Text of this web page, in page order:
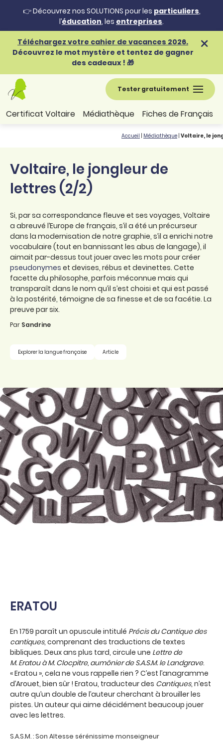
👉 Découvrez nos SOLUTIONS pour les particuliers,
l’éducation, les entreprises.
Téléchargez votre cahier de vacances 2026.
Découvrez le mot mystère et tentez de gagner
des cadeaux ! 🎁
Tester gratuitement
Certificat Voltaire Médiathèque Fiches de Français
Accueil Médiathèque Voltaire, le
Voltaire, le jongleur de
lettres (2/2)
Si, par sa correspondance fleuve et ses voyages, Voltaire
a abreuvé l’Europe de français, s’il a été un précurseur
dans la modernisation de notre graphie, s’il a enrichi notre
vocabulaire (tout en bannissant les abus de langage), il
aimait par-dessus tout jouer avec les mots pour créer
pseudonymes et devises, rébus et devinettes. Cette
facette du philosophe, parfois méconnue mais qui
transparaît dans le nom qu’il s’est choisi et qui est passé
à la postérité, témoigne de sa finesse et de sa facétie. La
preuve par six.
Par Sandrine
Explorer la langue française Article
ERATOU
En 1759 paraît un opuscule intitulé Précis du Cantique des
cantiques, comprenant des traductions de textes
bibliques. Deux ans plus tard, circule une Lettre de
M. Eratou à M. Clocpitre, aumônier de S.A.S.M. le Landgrave.
« Eratou », cela ne vous rappelle rien ? C’est l’anagramme
d’Arouet, bien sûr ! Eratou, traducteur des Cantiques, n’est
autre qu’un double de l’auteur cherchant à brouiller les
pistes. Un auteur qui aime décidément beaucoup jouer
avec les lettres.
S.A.S.M. : Son Altesse sérénissime monseigneur